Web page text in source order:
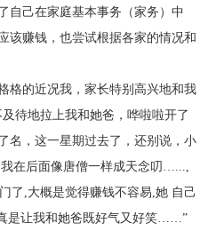
自己在家庭基本事务（家务）中
该赚钱，也尝试根据各家的情况和
格的近况我，家长特别高兴地和我
待地拉上我和她爸，哗啦啦开了
名，这一星期过去了，还别说，小
在后面像唐僧一样成天念叨…...,
了,大概是觉得赚钱不容易,她 自己
是让我和她爸既好气又好笑……”